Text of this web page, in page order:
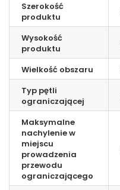
Szerokość
produktu
Wysokość
produktu
Wielkość obszaru
Typ pętli
ograniczającej
Maksymalne
nachylenie w
miejscu
prowadzenia
przewodu
ograniczającego